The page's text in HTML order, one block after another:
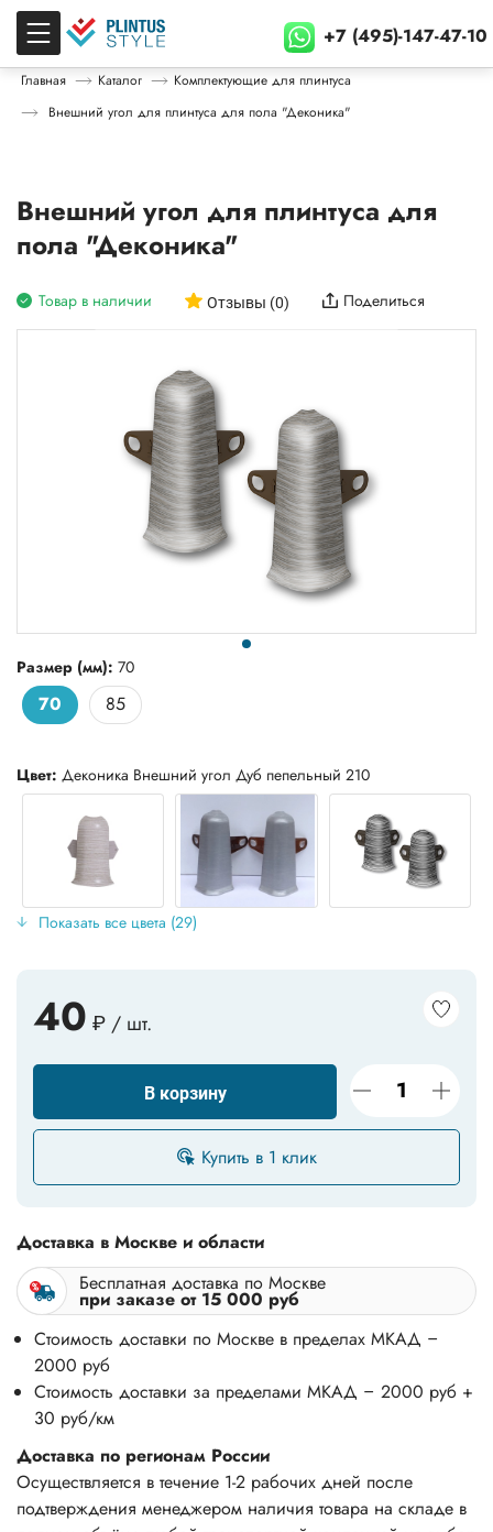
+7 (495)-147-47-10
Главная Каталог
Комплектующие для плинтуса
Внешний угол для плинтуса для пола "Деконика"
Внешний угол для плинтуса для
пола "Деконика"
Товар в наличии Отзывы (0) Поделиться
Размер (мм): 70
70 85
Цвет: Деконика Внешний угол Дуб пепельный 210
Показать все цвета (29)
40 ₽ / шт.
В корзину
Купить в 1 клик
Доставка в Москве и области
Бесплатная доставка по Москве
при заказе от 15 000 руб
Стоимость доставки по Москве в пределах МКАД –
2000 руб
Стоимость доставки за пределами МКАД – 2000 руб +
30 руб/км
Доставка по регионам России
Осуществляется в течение 1-2 рабочих дней после
подтверждения менеджером наличия товара на складе в